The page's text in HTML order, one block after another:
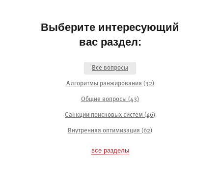
Выберите интересующий
вас раздел:
Все вопросы
Алгоритмы ранжирования (32)
Общие вопросы (43)
Санкции поисковых систем (46)
Внутренняя оптимизация (62)
все разделы